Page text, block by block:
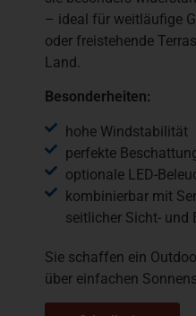
– ideal für weitläufige
oder freistehende
Land.
Besonderheiten:
hohe Windstabilität
perfekte
optionale LED-
kombinierbar mit
seitlicher Sicht- und
Sie schaffen ein
über einfachen